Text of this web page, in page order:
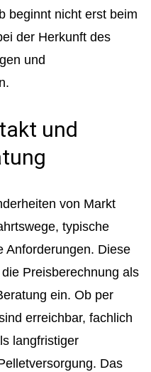
beginnt nicht erst beim
der Herkunft des
und
und
von Markt
typische
Anforderungen. Diese
Preisberechnung als
ein. Ob per
erreichbar, fachlich
langfristiger
Das